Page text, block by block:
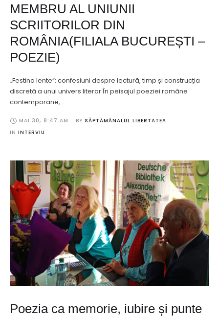
MEMBRU AL UNIUNII
SCRIITORILOR DIN
ROMÂNIA(FILIALA BUCUREȘTI –
POEZIE)
„Festina lente”: confesiuni despre lectură, timp și construcția
discretă a unui univers literar În peisajul poeziei române
contemporane, …
MAI 30, 8:47 AM BY SĂPTĂMÂNALUL LIBERTATEA
IN INTERVIU
Poezia ca memorie, iubire și punte